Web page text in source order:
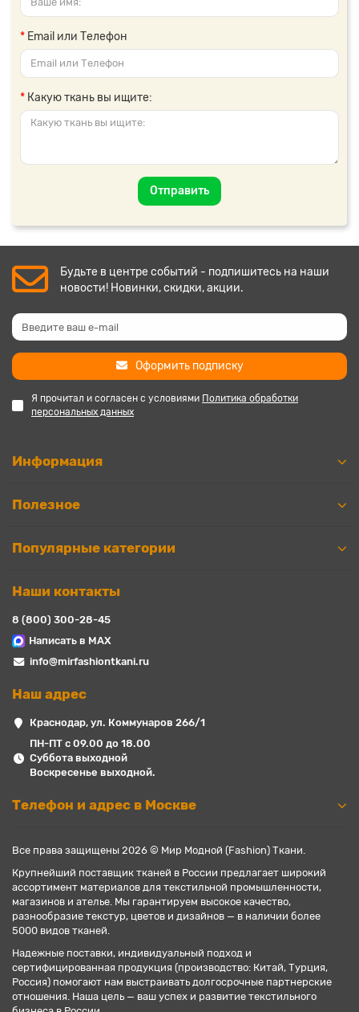
Email или Телефон
Какую ткань вы ищите:
Отправить
Будьте в центре событий - подпишитесь на наши
новости! Новинки, скидки, акции.
Оформить подписку
Я прочитал и согласен с условиями Политика обработки
персональных данных
Информация
Полезное
Популярные категории
Наши контакты
8 (800) 300-28-45
Написать в MAX
info@mirfashiontkani.ru
Наш адрес
Краснодар, ул. Коммунаров 266/1
ПН-ПТ с 09.00 до 18.00
Суббота выходной
Воскресенье выходной.
Телефон и адрес в Москве
Все права защищены 2026 © Мир Модной (Fashion) Ткани.
Крупнейший поставщик тканей в России предлагает широкий
ассортимент материалов для текстильной промышленности,
магазинов и ателье. Мы гарантируем высокое качество,
разнообразие текстур, цветов и дизайнов — в наличии более
5000 видов тканей.
Надежные поставки, индивидуальный подход и
сертифицированная продукция (производство: Китай, Турция,
Россия) помогают нам выстраивать долгосрочные партнерские
отношения. Наша цель — ваш успех и развитие текстильного